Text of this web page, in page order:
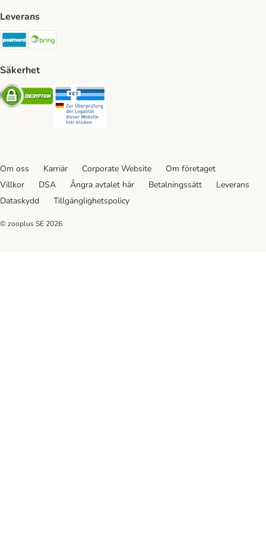
Leverans
Postnord Shipping Method
Säkerhet
Security
Om oss Karriär Corporate Website
Om företaget
Villkor
DSA Ångra avtalet här Betalningssätt
Leverans
Dataskydd
Tillgänglighetspolicy
© zooplus SE 2026